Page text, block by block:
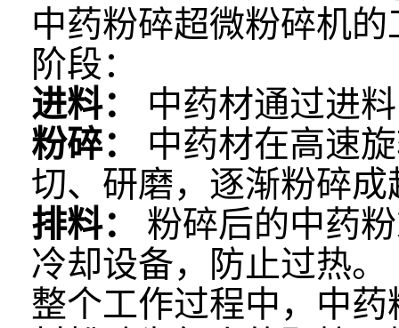
中药粉碎超微粉碎机
阶段：
进料：
中药材通过进
粉碎：
中药材在高速
切、研磨，逐渐粉碎
排料：
粉碎后的中药
冷却设备，防止过热。
整个工作过程中，中